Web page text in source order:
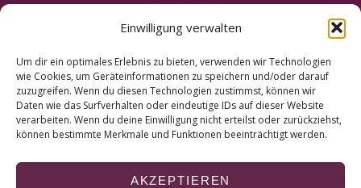
Einwilligung verwalten
Um dir ein optimales Erlebnis zu bieten, verwenden wir Technologien
wie Cookies, um Geräteinformationen zu speichern und/oder darauf
zuzugreifen. Wenn du diesen Technologien zustimmst, können wir
Daten wie das Surfverhalten oder eindeutige IDs auf dieser Website
verarbeiten. Wenn du deine Einwilligung nicht erteilst oder zurückziehst,
können bestimmte Merkmale und Funktionen beeinträchtigt werden.
AKZEPTIEREN
NACH OBEN